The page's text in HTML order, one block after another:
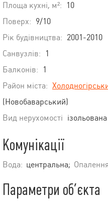
Площа кухні, м²:
10
Поверх: 9/10
Рік будівництва: 2001-2010
Санвузлів:
1
Балконів:
1
Район міста:
(Новобаварський)
Вид нерухомості ізольована
Комунікації
Вода: центральна;
Параметри об’єкта